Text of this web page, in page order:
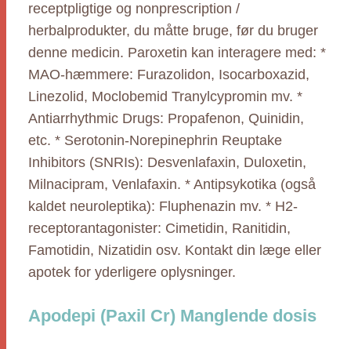
receptpligtige og nonprescription /
herbalprodukter, du måtte bruge, før du bruger
denne medicin. Paroxetin kan interagere med: *
MAO-hæmmere: Furazolidon, Isocarboxazid,
Linezolid, Moclobemid Tranylcypromin mv. *
Antiarrhythmic Drugs: Propafenon, Quinidin,
etc. * Serotonin-Norepinephrin Reuptake
Inhibitors (SNRIs): Desvenlafaxin, Duloxetin,
Milnacipram, Venlafaxin. * Antipsykotika (også
kaldet neuroleptika): Fluphenazin mv. * H2-
receptorantagonister: Cimetidin, Ranitidin,
Famotidin, Nizatidin osv. Kontakt din læge eller
apotek for yderligere oplysninger.
Apodepi (Paxil Cr) Manglende dosis